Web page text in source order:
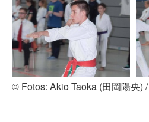
© Fotos: Akio Taoka (田岡陽央) /